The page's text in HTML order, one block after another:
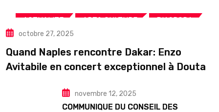
ACTUALITE ART& CULTURE DIASPORA
TOURISME
octobre 27, 2025
Quand Naples rencontre Dakar: Enzo
Avitabile en concert exceptionnel à Douta
novembre 12, 2025
COMMUNIQUE DU CONSEIL DES